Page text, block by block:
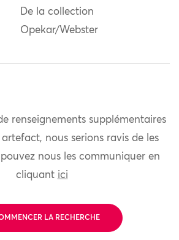
De la collection
Opekar/Webster
renseignements supplémentaires
nous serions ravis de les
nous les communiquer en
cliquant ici
LA RECHERCHE